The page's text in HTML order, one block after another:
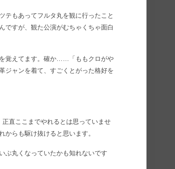
テもあってフルタ丸を観に行ったこと
ですが、観た公演がむちゃくちゃ面白
覚えてます。確か……「ももクロがや
ジャンを着て、すごくとがった格好を
正直ここまでやれるとは思っていませ
らも駆け抜けると思います。
ぶ丸くなっていたかも知れないです